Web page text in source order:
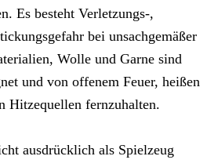
Es besteht Verletzungs-,
bei unsachgemäßer
Wolle und Garne sind
und von offenem Feuer, heißen
Hitzequellen fernzuhalten.
ausdrücklich als Spielzeug